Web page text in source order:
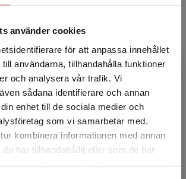
använder cookies
för att anpassa innehållet
användarna, tillhandahålla funktioner
och analysera vår trafik. Vi
sådana identifierare och annan
enhet till de sociala medier och
som vi samarbetar med.
kombinera informationen med annan
har tillhandahållit eller som de har
fraktregion
att du besöker
via en enhet utanför Sverige.
Hon håller framför allt i
naturvetenskap för blivande